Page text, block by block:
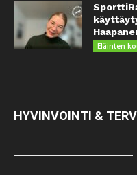
Eläinten
HYVINVOINTI &